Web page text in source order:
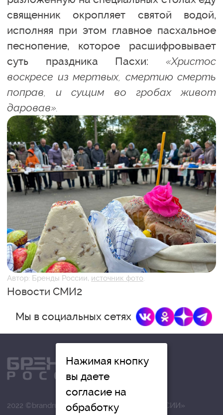
священник окропляет святой водой,
исполняя при этом главное пасхальное
песнопение, которое расшифровывает
суть праздника Пасхи: «Христос
воскресе из мертвых, смертию смерть
поправ, и сущим во гробах живот
даровав».
Автор: Бренды России, источник фото.
Новости СМИ2
Мы в социальных сетях
2022 ©brandrussia.online | СИ «БРЕНДЫ РОССИИ»
Нажимая кнопку
вы даете
согласие на
обработку